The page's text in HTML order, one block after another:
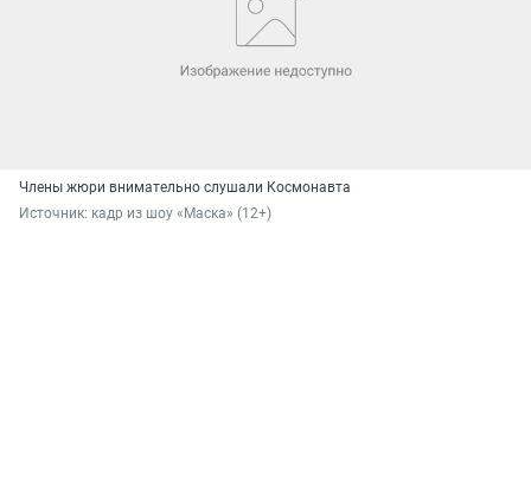
Члены жюри внимательно слушали Космонавта
Источник: кадр из шоу «Маска» (12+)